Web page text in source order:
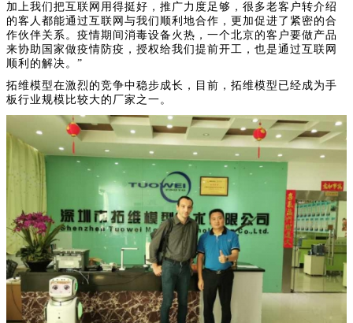
加上我们把互联网用得挺好，推广力度足够，很多老客户转介绍
的客人都能通过互联网与我们顺利地合作，更加促进了紧密的合
作伙伴关系。疫情期间消毒设备火热，一个北京的客户要做产品
来协助国家做疫情防疫，授权给我们提前开工，也是通过互联网
顺利的解决。”
拓维模型在激烈的竞争中稳步成长，目前，拓维模型已经成为手
板行业规模比较大的厂家之一。